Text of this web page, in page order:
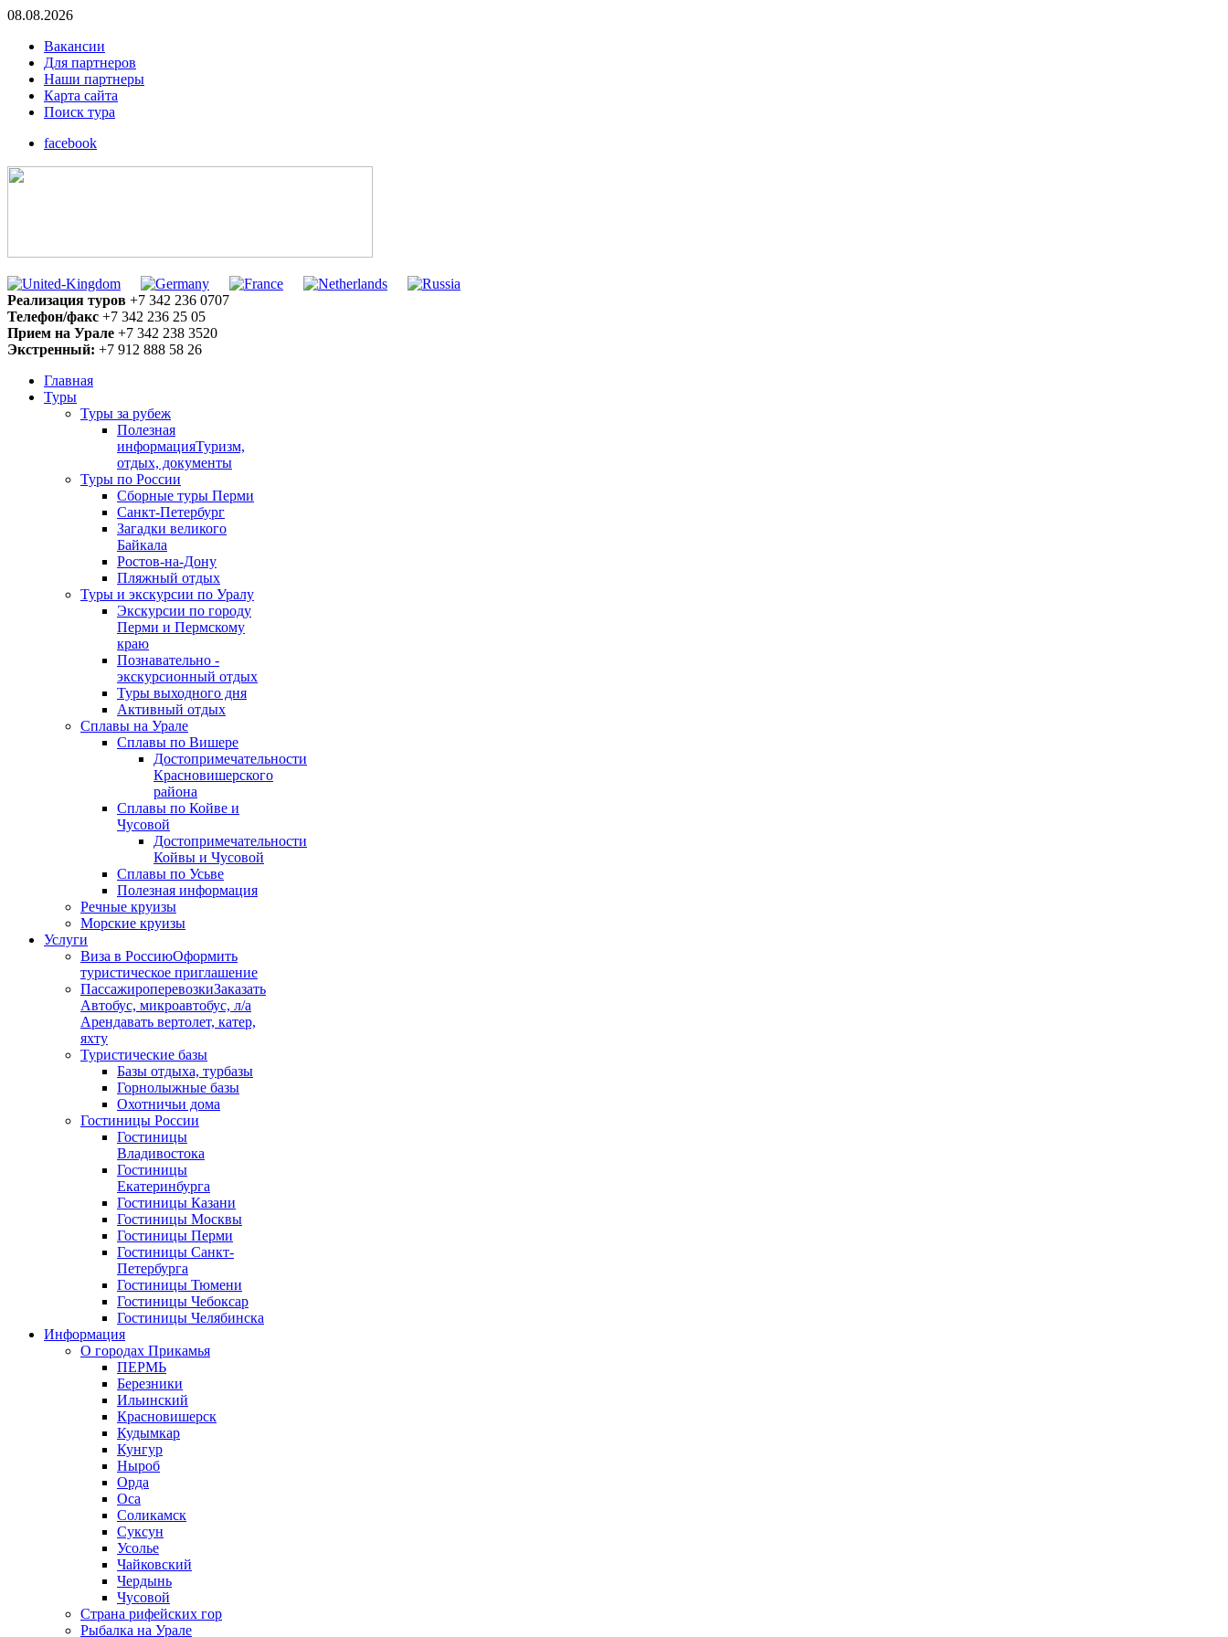
08.08.2026
Вакансии
Для партнеров
Наши партнеры
Карта сайта
Поиск тура
facebook
Реализация туров +7 342 236 0707
Телефон/факс +7 342 236 25 05
Прием на Урале +7 342 238 3520
Экстренный: +7 912 888 58 26
Главная
Туры
Туры за рубеж
Полезная
информацияТуризм,
отдых, документы
Туры по России
Сборные туры Перми
Санкт-Петербург
Загадки великого
Байкала
Ростов-на-Дону
Пляжный отдых
Туры и экскурсии по Уралу
Экскурсии по городу
Перми и Пермскому
краю
Познавательно -
экскурсионный отдых
Туры выходного дня
Активный отдых
Сплавы на Урале
Сплавы по Вишере
Достопримечательности
Красновишерского
района
Сплавы по Койве и
Чусовой
Достопримечательности
Койвы и Чусовой
Сплавы по Усьве
Полезная информация
Речные круизы
Морские круизы
Услуги
Виза в РоссиюОформить
туристическое приглашение
ПассажироперевозкиЗаказать
Автобус, микроавтобус, л/а
Арендавать вертолет, катер,
яхту
Туристические базы
Базы отдыха, турбазы
Горнолыжные базы
Охотничьи дома
Гостиницы России
Гостиницы
Владивостока
Гостиницы
Екатеринбурга
Гостиницы Казани
Гостиницы Москвы
Гостиницы Перми
Гостиницы Санкт-
Петербурга
Гостиницы Тюмени
Гостиницы Чебоксар
Гостиницы Челябинска
Информация
О городах Прикамья
ПЕРМЬ
Березники
Ильинский
Красновишерск
Кудымкар
Кунгур
Ныроб
Орда
Оса
Соликамск
Суксун
Усолье
Чайковский
Чердынь
Чусовой
Страна рифейских гор
Рыбалка на Урале